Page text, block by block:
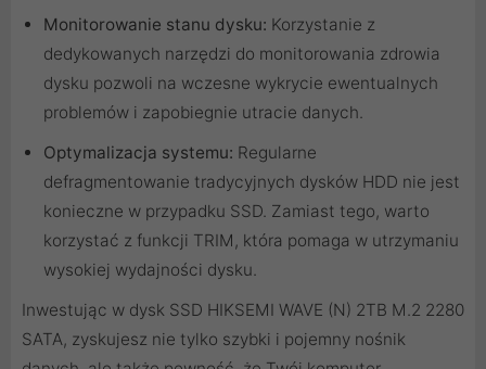
Monitorowanie stanu dysku: Korzystanie z
dedykowanych narzędzi do monitorowania zdrowia
dysku pozwoli na wczesne wykrycie ewentualnych
problemów i zapobiegnie utracie danych.
Optymalizacja systemu: Regularne
defragmentowanie tradycyjnych dysków HDD nie jest
konieczne w przypadku SSD. Zamiast tego, warto
korzystać z funkcji TRIM, która pomaga w utrzymaniu
wysokiej wydajności dysku.
Inwestując w dysk SSD HIKSEMI WAVE (N) 2TB M.2 2280
SATA, zyskujesz nie tylko szybki i pojemny nośnik